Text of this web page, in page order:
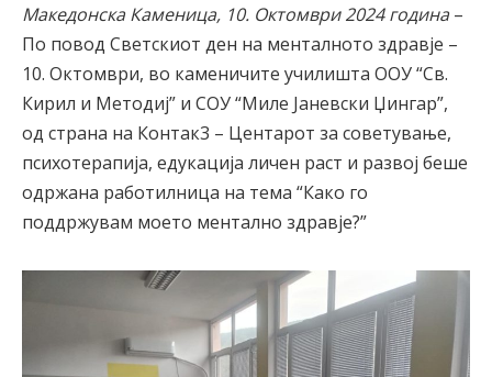
Македонска Каменица, 10. Октомври 2024 година–
По повод Светскиот ден на менталното здравје –
10. Октомври, во каменичите училишта ООУ “Св.
Кирил и Методиј” и СОУ “Миле Јаневски Џингар”,
од страна на Контак3 – Центарот за советување,
психотерапија, едукација личен раст и развој беше
одржана работилница на тема “Како го
поддржувам моето ментално здравје?”